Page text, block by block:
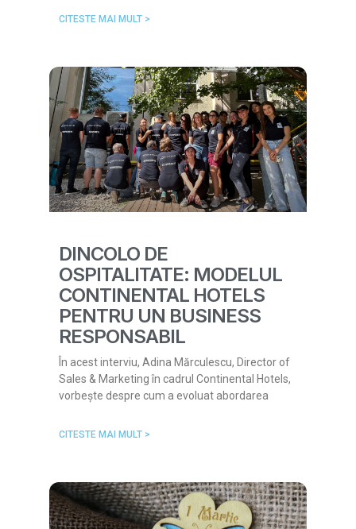
CITESTE MAI MULT >
DINCOLO DE
OSPITALITATE: MODELUL
CONTINENTAL HOTELS
PENTRU UN BUSINESS
RESPONSABIL
În acest interviu, Adina Mărculescu, Director of
Sales & Marketing în cadrul Continental Hotels,
vorbește despre cum a evoluat abordarea
CITESTE MAI MULT >